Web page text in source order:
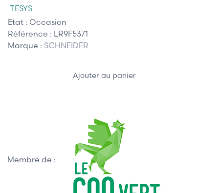
TESYS
Etat : Occasion
Référence : LR9F5371
Marque : SCHNEIDER
Ajouter au panier
Membre de :